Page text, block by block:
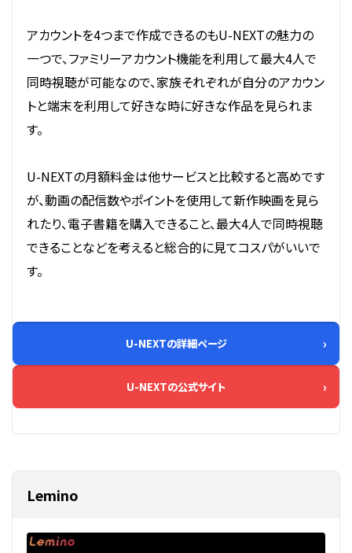
アカウントを4つまで作成できるのもU-NEXTの魅力の
一つで、ファミリーアカウント機能を利用して最大4人で
同時視聴が可能なので、家族それぞれが自分のアカウン
トと端末を利用して好きな時に好きな作品を見られま
す。
U-NEXTの月額料金は他サービスと比較すると高めです
が、動画の配信数やポイントを使用して新作映画を見ら
れたり、電子書籍を購入できること、最大4人で同時視聴
できることなどを考えると総合的に見てコスパがいいで
す。
U-NEXTの詳細ページ
U-NEXTの公式サイト
Lemino